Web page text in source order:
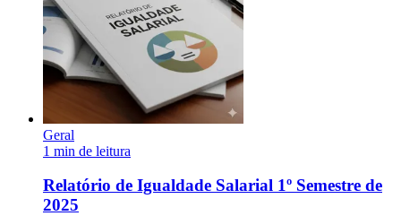
Geral
1 min de leitura
Relatório de Igualdade Salarial 1º Semestre de
2025